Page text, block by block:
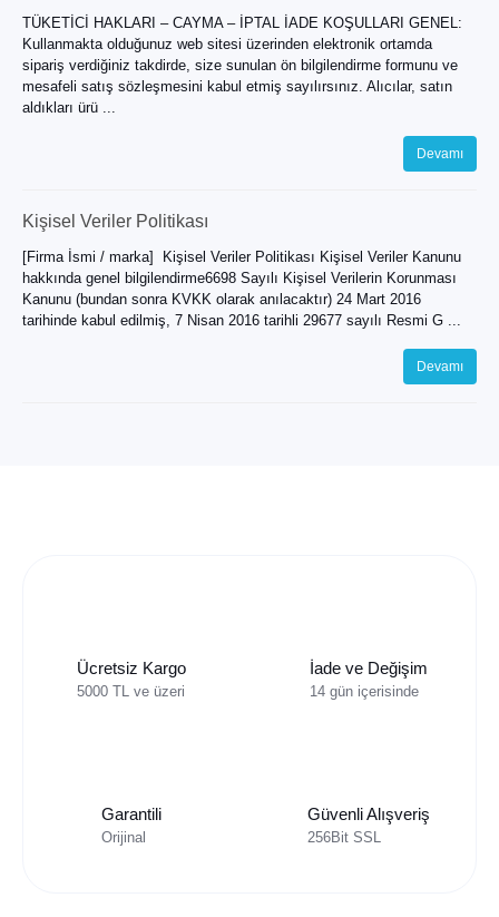
TÜKETİCİ HAKLARI – CAYMA – İPTAL İADE KOŞULLARI GENEL:
Kullanmakta olduğunuz web sitesi üzerinden elektronik ortamda
sipariş verdiğiniz takdirde, size sunulan ön bilgilendirme formunu ve
mesafeli satış sözleşmesini kabul etmiş sayılırsınız. Alıcılar, satın
aldıkları ürü ...
Devamı
Kişisel Veriler Politikası
[Firma İsmi / marka] Kişisel Veriler Politikası Kişisel Veriler Kanunu
hakkında genel bilgilendirme6698 Sayılı Kişisel Verilerin Korunması
Kanunu (bundan sonra KVKK olarak anılacaktır) 24 Mart 2016
tarihinde kabul edilmiş, 7 Nisan 2016 tarihli 29677 sayılı Resmi G ...
Devamı
Ücretsiz Kargo
5000 TL ve üzeri
İade ve Değişim
14 gün içerisinde
Garantili
Orijinal
Güvenli Alışveriş
256Bit SSL